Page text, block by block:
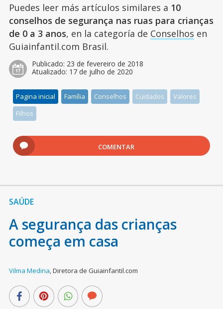
Puedes leer más artículos similares a 10
conselhos de segurança nas ruas para crianças
de 0 a 3 anos, en la categoría de Conselhos en
Guiainfantil.com Brasil.
Publicado: 23 de fevereiro de 2018
Atualizado: 17 de julho de 2020
Pagina inicial Família Conselhos Cuidados
Valores
Filhos
COMENTAR
SAÚDE
A segurança das crianças
começa em casa
Vilma Medina,Diretora de Guiainfantil.com